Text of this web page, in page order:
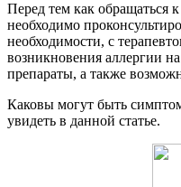
Перед тем как обращаться
необходимо
необходимости, с
возникновения аллергии
препараты, а также
Каковы могут быть
увидеть в данной статье.